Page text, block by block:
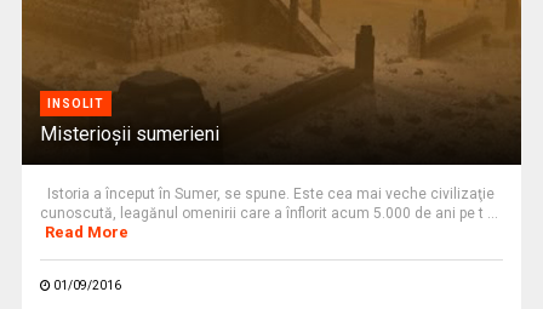
INSOLIT
Misterioşii sumerieni
Istoria a început în Sumer, se spune. Este cea mai veche civilizaţie
cunoscută, leagănul omenirii care a înflorit acum 5.000 de ani pe t ...
Read More
01/09/2016